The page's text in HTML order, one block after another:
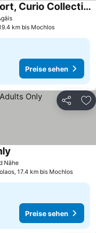
Domes Aulus Elounda Resort, Curio Collection by Hilton
km bis Mochlos
Preise sehen
Teilen
Nähe
17.4 km bis Mochlos
Preise sehen